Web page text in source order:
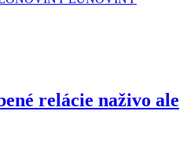
relácie naživo ale